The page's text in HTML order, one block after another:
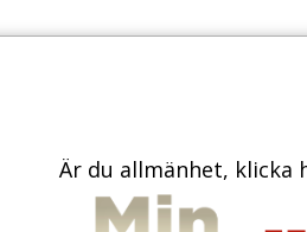
KONTAKT
Är du allmänhet, klicka